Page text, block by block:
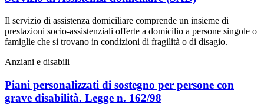
Il servizio di assistenza domiciliare comprende un insieme di
prestazioni socio-assistenziali offerte a domicilio a persone singole o
famiglie che si trovano in condizioni di fragilità o di disagio.
Anziani e disabili
Piani personalizzati di sostegno per persone con
grave disabilità. Legge n. 162/98